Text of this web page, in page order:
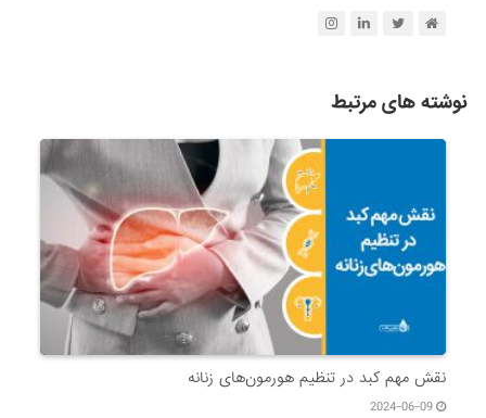
نوشته های مرتبط
نقش مهم کبد در تنظیم هورمون‌های زنانه
2024-06-09